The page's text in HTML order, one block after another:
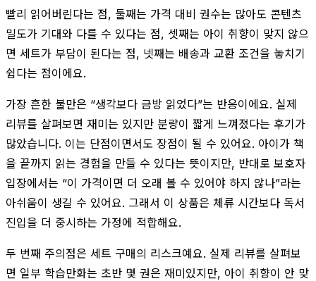
빨리 읽어버린다는 점, 둘째는 가격 대비 권수는 많아도 콘텐츠
밀도가 기대와 다를 수 있다는 점, 셋째는 아이 취향이 맞지 않으
면 세트가 부담이 된다는 점, 넷째는 배송과 교환 조건을 놓치기
쉽다는 점이에요.
가장 흔한 불만은 “생각보다 금방 읽었다”는 반응이에요. 실제
리뷰를 살펴보면 재미는 있지만 분량이 짧게 느껴졌다는 후기가
많았습니다. 이는 단점이면서도 장점이 될 수 있어요. 아이가 책
을 끝까지 읽는 경험을 만들 수 있다는 뜻이지만, 반대로 보호자
입장에서는 “이 가격이면 더 오래 볼 수 있어야 하지 않나”라는
아쉬움이 생길 수 있어요. 그래서 이 상품은 체류 시간보다 독서
진입을 더 중시하는 가정에 적합해요.
두 번째 주의점은 세트 구매의 리스크예요. 실제 리뷰를 살펴보
면 일부 학습만화는 초반 몇 권은 재미있지만, 아이 취향이 안 맞